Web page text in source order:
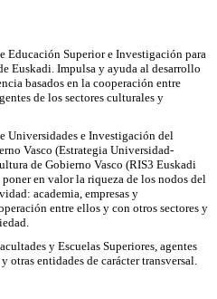
Educación Superior e Investigación para
Euskadi. Impulsa y ayuda al desarrollo
basados en la cooperación entre
de los sectores culturales y
Universidades e Investigación del
Vasco (Estrategia Universidad-
de Gobierno Vasco (RIS3 Euskadi
en valor la riqueza de los nodos del
academia, empresas y
entre ellos y con otros sectores y
y Escuelas Superiores, agentes
otras entidades de carácter transversal.